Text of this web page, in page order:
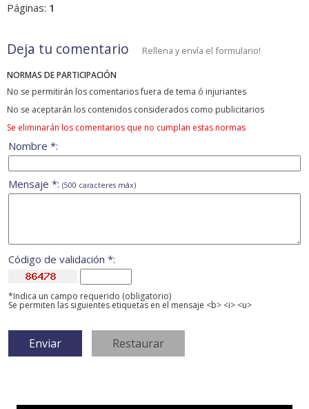
Páginas: 1
Deja tu comentario Rellena y envía el formulario!
NORMAS DE PARTICIPACIÓN
No se permitirán los comentarios fuera de tema ó injuriantes
No se aceptarán los contenidos considerados como publicitarios
Se eliminarán los comentarios que no cumplan estas normas
Nombre *:
Mensaje *: (500 caracteres máx)
Código de validación *:
*Indica un campo requerido (obligatorio)
Se permiten las siguientes etiquetas en el mensaje <b> <i> <u>